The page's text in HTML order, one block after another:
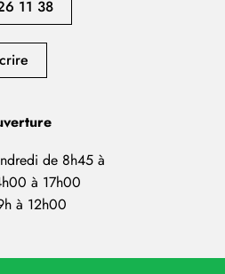
11 38
de 8h45 à
à 17h00
à 12h00